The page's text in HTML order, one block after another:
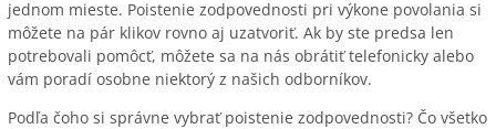
jednom mieste. Poistenie zodpovednosti pri výkone povolania si
môžete na pár klikov rovno aj uzatvoriť. Ak by ste predsa len
potrebovali pomôcť, môžete sa na nás obrátiť telefonicky alebo
vám poradí osobne niektorý z našich odborníkov.
Podľa čoho si správne vybrať poistenie zodpovednosti? Čo všetko